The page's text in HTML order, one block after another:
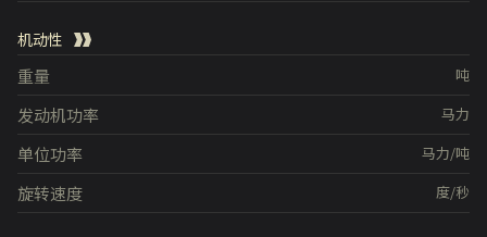
机动性
吨
重量
马力
发动机功率
马力/吨
单位功率
度/秒
旋转速度